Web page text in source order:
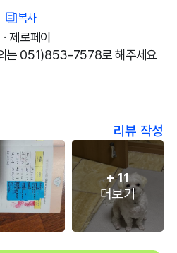
복사
제로페이
는 051)853-7578로 해주세요
리뷰 작성
+11
더보기